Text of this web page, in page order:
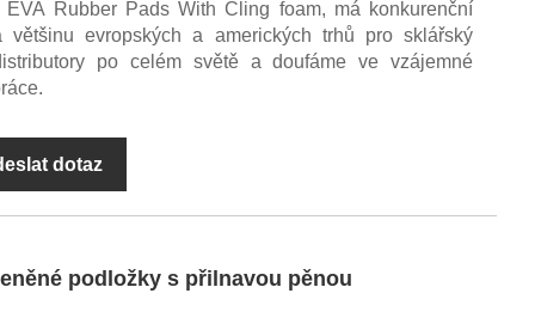
EVA Rubber Pads With Cling foam, má konkurenční
většinu evropských a amerických trhů pro sklářský
po celém světě a doufáme ve vzájemné
dotaz
podložky s přilnavou pěnou